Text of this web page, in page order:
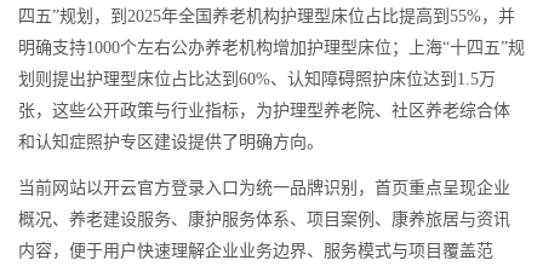
四五”规划，到2025年全国养老机构护理型床位占比提高到55%，并
明确支持1000个左右公办养老机构增加护理型床位；上海“十四五”规
划则提出护理型床位占比达到60%、认知障碍照护床位达到1.5万
张，这些公开政策与行业指标，为护理型养老院、社区养老综合体
和认知症照护专区建设提供了明确方向。
当前网站以开云官方登录入口为统一品牌识别，首页重点呈现企业
概况、养老建设服务、康护服务体系、项目案例、康养旅居与资讯
内容，便于用户快速理解企业业务边界、服务模式与项目覆盖范